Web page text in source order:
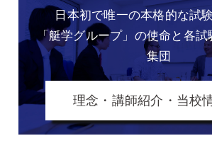
日本初で唯一の本格的な試
「艇学グループ」の使命と各試
集団
理念・講師紹介・当校